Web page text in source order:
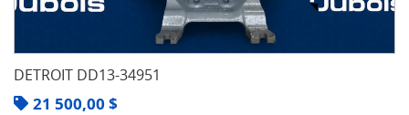
DETROIT DD13-34951
21 500,00 $